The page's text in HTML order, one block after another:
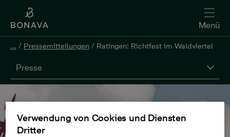
Menü
... / Pressemitteilungen / Ratingen: Richtfest im Waldviertel
Presse
Verwendung von Cookies und Diensten
Dritter